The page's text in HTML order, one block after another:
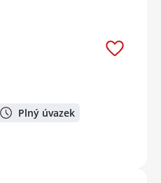
Plný úvazek